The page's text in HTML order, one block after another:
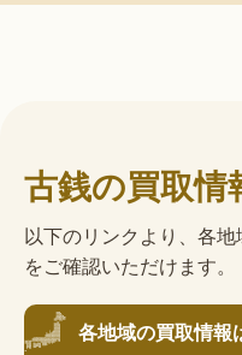
古銭の買取情
以下のリンクより、各
をご確認いただけます。
各地域の買取情報